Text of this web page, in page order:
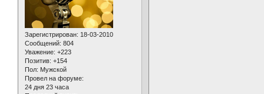
Зарегистрирован: 18-03-2010
Сообщений: 804
Уважение: +223
Позитив: +154
Пол: Мужской
Провел на форуме:
24 дня 23 часа